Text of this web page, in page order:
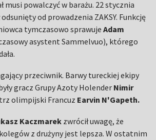
musi powalczyć w barażu. 22 stycznia
od prowadzenia ZAKSY. Funkcję
tymczasowo sprawujeAdam
asystent Sammelvuo), którego
przeciwnik. Barwy tureckiej ekipy
gracz Grupy Azoty Holender Nimir
olimpijski Francuz Earvin N'Gapeth.
Kaczmarek zwrócił uwagę, że
z drużyny jest lepsza. W ostatnim